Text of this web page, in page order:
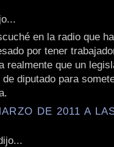
en la radio que
por tener
realmente que un
diputado para
DE 2011 A